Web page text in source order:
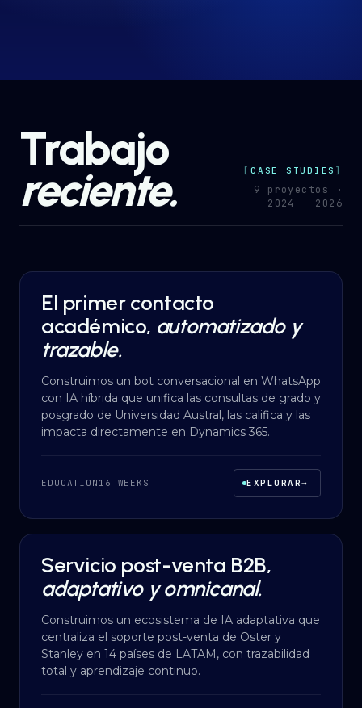
Nosotros
Insights →
Hablemos ES · EN
Trabajo
reciente. CASE STUDIES
9 proyectos ·
2024 – 2026
AI AUTOMATION·EDUCATION
El primer contacto
académico, automatizado y
trazable.
Construimos un bot conversacional en WhatsApp
con IA híbrida que unifica las consultas de grado y
posgrado de Universidad Austral, las califica y las
impacta directamente en Dynamics 365.
EDUCATION 16 WEEKS EXPLORAR→
AI AUTOMATION· ECOMMERCE & RETAIL
Servicio post-venta B2B,
adaptativo y omnicanal.
Construimos un ecosistema de IA adaptativa que
centraliza el soporte post-venta de Oster y
Stanley en 14 países de LATAM, con trazabilidad
total y aprendizaje continuo.